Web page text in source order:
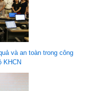
và an toàn trong công
KHCN